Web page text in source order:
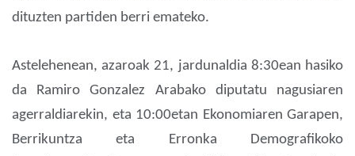
dituzten partiden berri emateko.
Astelehenean, azaroak 21, jardunaldia 8:30ean hasiko
da Ramiro Gonzalez Arabako diputatu nagusiaren
agerraldiarekin, eta 10:00etan Ekonomiaren Garapen,
Berrikuntza eta Erronka Demografikoko